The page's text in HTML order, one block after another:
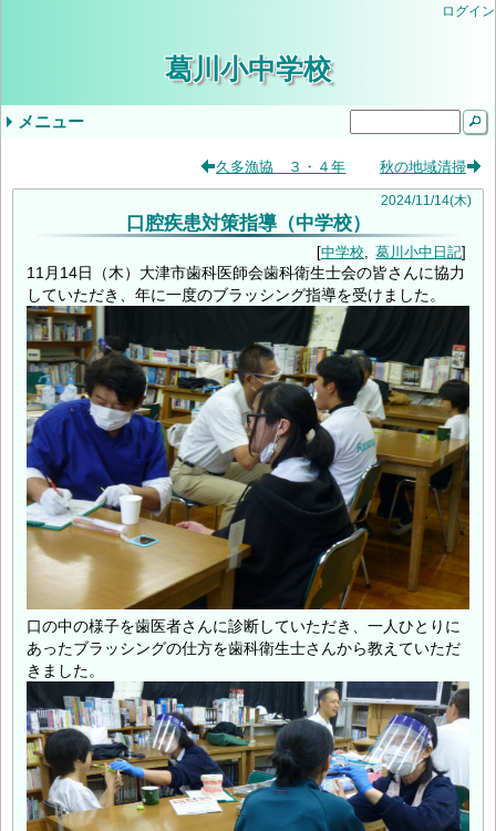
ログイン
葛川小中学校
メニュー
学校生活
いじめ防止基本方針（中学校）
年間行事予定
令和8年度年間行事予定
気象警報発表時/災害発生時の臨時休業等の判
9月5日（金）の授業について
学校評価
令和6年度学校評価
令和7年度学校評価
当サイトについて
入学を希望されるみなさま
学校公開の実施について（ご案内）
教育しが
第２回学校公開日（R9入学希望者向）
交通安全教室
逃走歩中
プール学習
すくすく算数
志賀お話の会
小学３・４年やまのこ学習・中学1年ふるさと
すくすく算数
創立記念授業
紅葉祭
小学校 (30)
中学校 (98)
生徒会 (5)
葛川小中日記 (94)
年間計画 (2)
いじめ防止基本方針 (1)
地域 (7)
PTA (3)
お知らせ (7)
入学式 (3)
給食 (2)
(none) (157)
久多漁協 ３・４年 秋の地域清掃
2024/11/14(木)
口腔疾患対策指導（中学校）
中学校 葛川小中日記
11月14日（木）大津市歯科医師会歯科衛生士会の皆さんに協力
していただき、年に一度のブラッシング指導を受けました。
口の中の様子を歯医者さんに診断していただき、一人ひとりに
あったブラッシングの仕方を歯科衛生士さんから教えていただ
きました。